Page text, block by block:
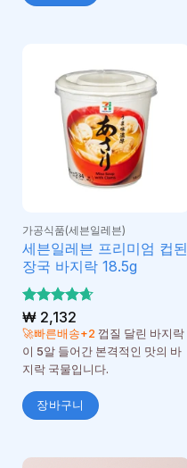
가공식품(세븐일레븐)
세븐일레븐 프리미엄 컵된
장국 바지락 18.5g
5 중에서
4.67로 평
가됨
₩2,132
🚀빠른배송+2 껍질 달린 바지락
이 5알 들어간 본격적인 맛의 바
지락 국물입니다.
장바구니